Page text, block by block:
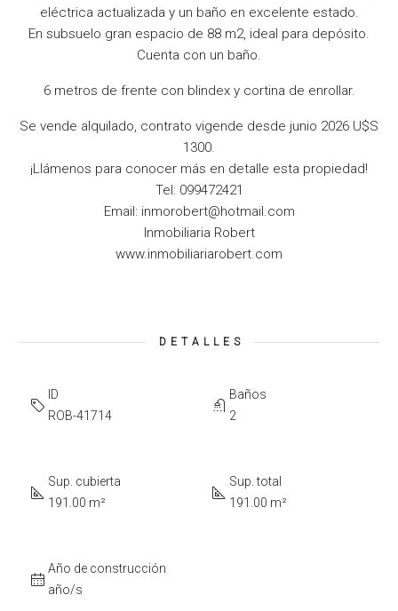
eléctrica actualizada y un baño en excelente estado.
En subsuelo gran espacio de 88 m2, ideal para depósito.
Cuenta con un baño.
6 metros de frente con blindex y cortina de enrollar.
Se vende alquilado, contrato vigende desde junio 2026 U$S
1300.
¡Llámenos para conocer más en detalle esta propiedad!
Tel: 099472421
Email: inmorobert@hotmail.com
Inmobiliaria Robert
www.inmobiliariarobert.com
DETALLES
ID
ROB-41714
Baños
2
Sup. cubierta
191.00 m²
Sup. total
191.00 m²
Año de construcción
año/s